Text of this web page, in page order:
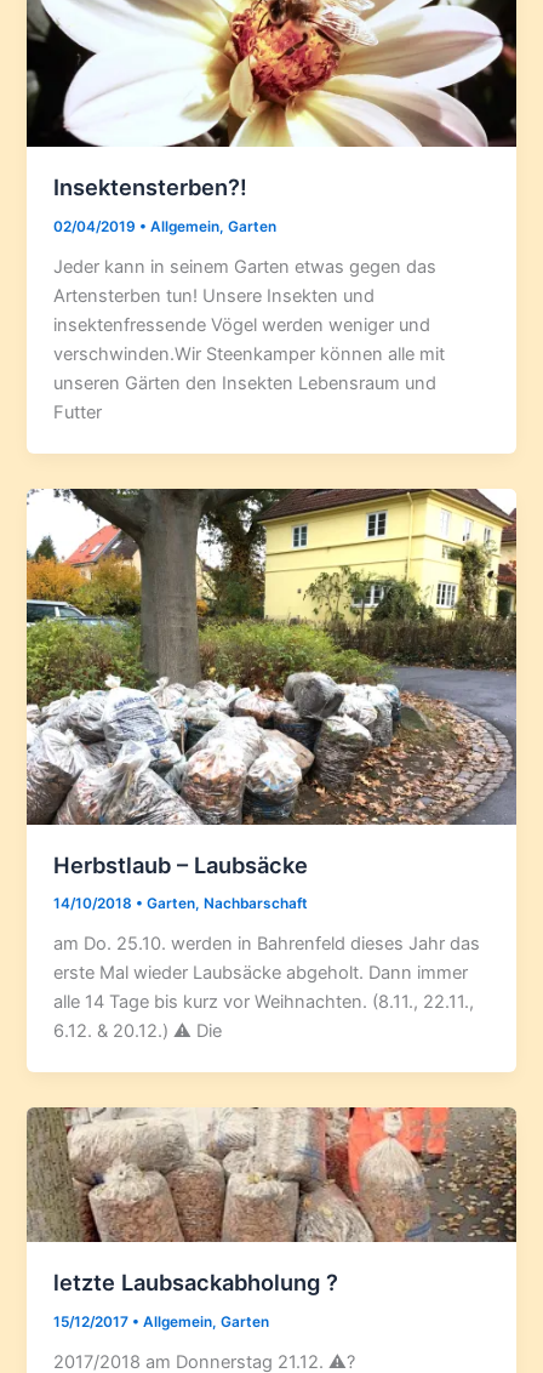
Insektensterben?!
02/04/2019 •Allgemein,Garten
Jeder kann in seinem Garten etwas gegen das
Artensterben tun! Unsere Insekten und
insektenfressende Vögel werden weniger und
verschwinden.Wir Steenkamper können alle mit
unseren Gärten den Insekten Lebensraum und
Futter
Herbstlaub – Laubsäcke
14/10/2018 •Garten, Nachbarschaft
am Do. 25.10. werden in Bahrenfeld dieses Jahr das
erste Mal wieder Laubsäcke abgeholt. Dann immer
alle 14 Tage bis kurz vor Weihnachten. (8.11., 22.11.,
6.12. & 20.12.) ⚠️ Die
letzte Laubsackabholung ?
15/12/2017 •Allgemein,Garten
2017/2018 am Donnerstag 21.12. ⚠️?